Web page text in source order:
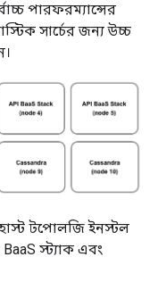
পারফরম্যান্সের
সার্চের জন্য উচ্চ
টপোলজি ইনস্টল
স্ট্যাক এবং